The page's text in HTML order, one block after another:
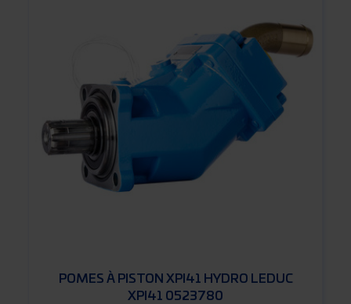
POMES À PISTON XPI41 HYDRO LEDUC
XPI41 0523780